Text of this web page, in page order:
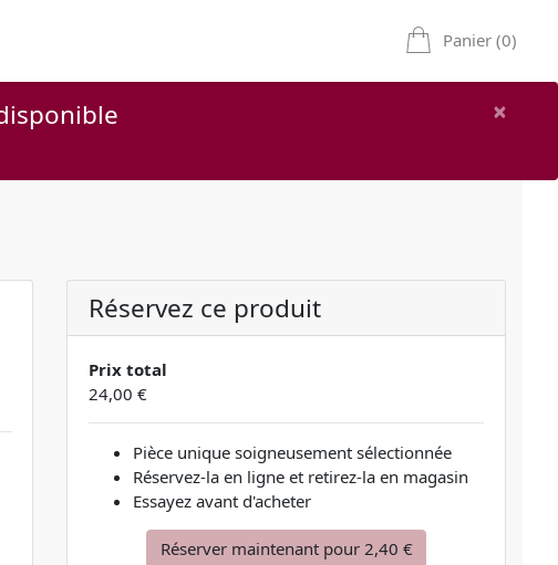
Panier (0)
×
Réservez ce produit
Prix total
24,00 €
Pièce unique soigneusement sélectionnée
Réservez-la en ligne et retirez-la en magasin
Essayez avant d'acheter
Réserver maintenant pour 2,40 €